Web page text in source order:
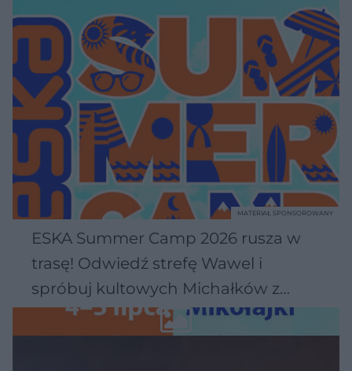
ESKA Summer Camp 2026 rusza w
trasę! Odwiedź strefę Wawel i
spróbuj kultowych Michałków z
Wawelu
MATERIAŁ SPONSOROWANY